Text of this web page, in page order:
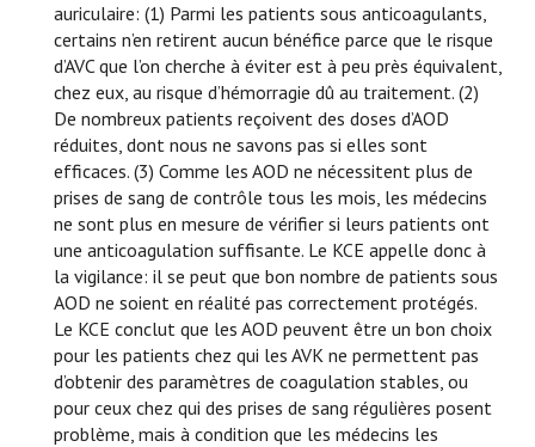
auriculaire: (1) Parmi les patients sous anticoagulants,
certains n’en retirent aucun bénéfice parce que le risque
d’AVC que l’on cherche à éviter est à peu près équivalent,
chez eux, au risque d’hémorragie dû au traitement. (2)
De nombreux patients reçoivent des doses d’AOD
réduites, dont nous ne savons pas si elles sont
efficaces. (3) Comme les AOD ne nécessitent plus de
prises de sang de contrôle tous les mois, les médecins
ne sont plus en mesure de vérifier si leurs patients ont
une anticoagulation suffisante. Le KCE appelle donc à
la vigilance: il se peut que bon nombre de patients sous
AOD ne soient en réalité pas correctement protégés.
Le KCE conclut que les AOD peuvent être un bon choix
pour les patients chez qui les AVK ne permettent pas
d’obtenir des paramètres de coagulation stables, ou
pour ceux chez qui des prises de sang régulières posent
problème, mais à condition que les médecins les